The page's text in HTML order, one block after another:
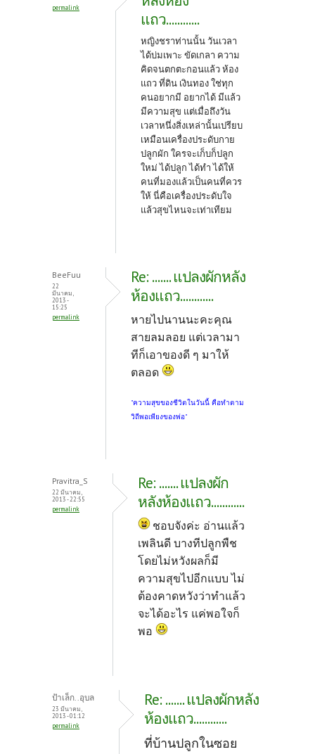
permalink
แถว............
หญิงชราท่านนั้น วันเวลา
ได้บ่มเพาะ ขัดเกลา ความ
คิดจนตกตะกอนแล้ว ห้อง
แถว ที่ดิน เงินทอง ใช่ทุก
คนอยากมี อยากได้ มีแล้ว
มีความสุข แต่เมื่อถึงวัน
เวลาหนึ่งสิ่งเหล่านั้นเปรียบ
เหมือนเครื่องประดับกาย
ปลูกผัก ใครจะเก็บก็ปลูก
ใหม่ ได้ปลูก ได้ทำ ได้ให้
คนที่มองแล้วเป็นคนที่ควร
ให้ นี่คือเครื่องประดับใจ
แล้วสุขไหนจะเท่าเทียม
BeeFuu
22
มีนาคม,
2013 -
15:25
permalink
Re: ....... แปลงผักหลัง
ห้องแถว............
หายไปนานนะคะคุณ
สายลมลอย แต่เวลามา
ทีก็เอาของดี ๆ มาให้
ตลอด
"ความสุขของชีวิตในวันนี้ คือทำตาม
วิถีพอเพียงของพ่อ"
Pravitra_S
22 มีนาคม,
2013 - 22:55
permalink
Re: ....... แปลงผัก
หลังห้องแถว............
ชอบจังค่ะ อ่านแล้ว
เพลินดี บางทีปลูกพืช
โดยไม่หวังผลก็มี
ความสุขไปอีกแบบ ไม่
ต้องคาดหวังว่าทำแล้ว
จะได้อะไร แค่พอใจก็
พอ
ป้าเล็ก..อุบล
23 มีนาคม,
2013 - 01:12
permalink
Re: ....... แปลงผักหลัง
ห้องแถว............
ที่บ้านปลูกในซอย